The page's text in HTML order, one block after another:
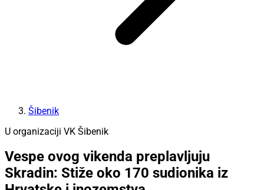
Šibenik
U organizaciji VK Šibenik
Vespe ovog vikenda preplavljuju
Skradin: Stiže oko 170 sudionika iz